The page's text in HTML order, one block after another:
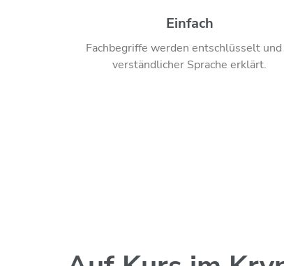
Einfach
Fachbegriffe werden entschlüsselt und
verständlicher Sprache erklärt.